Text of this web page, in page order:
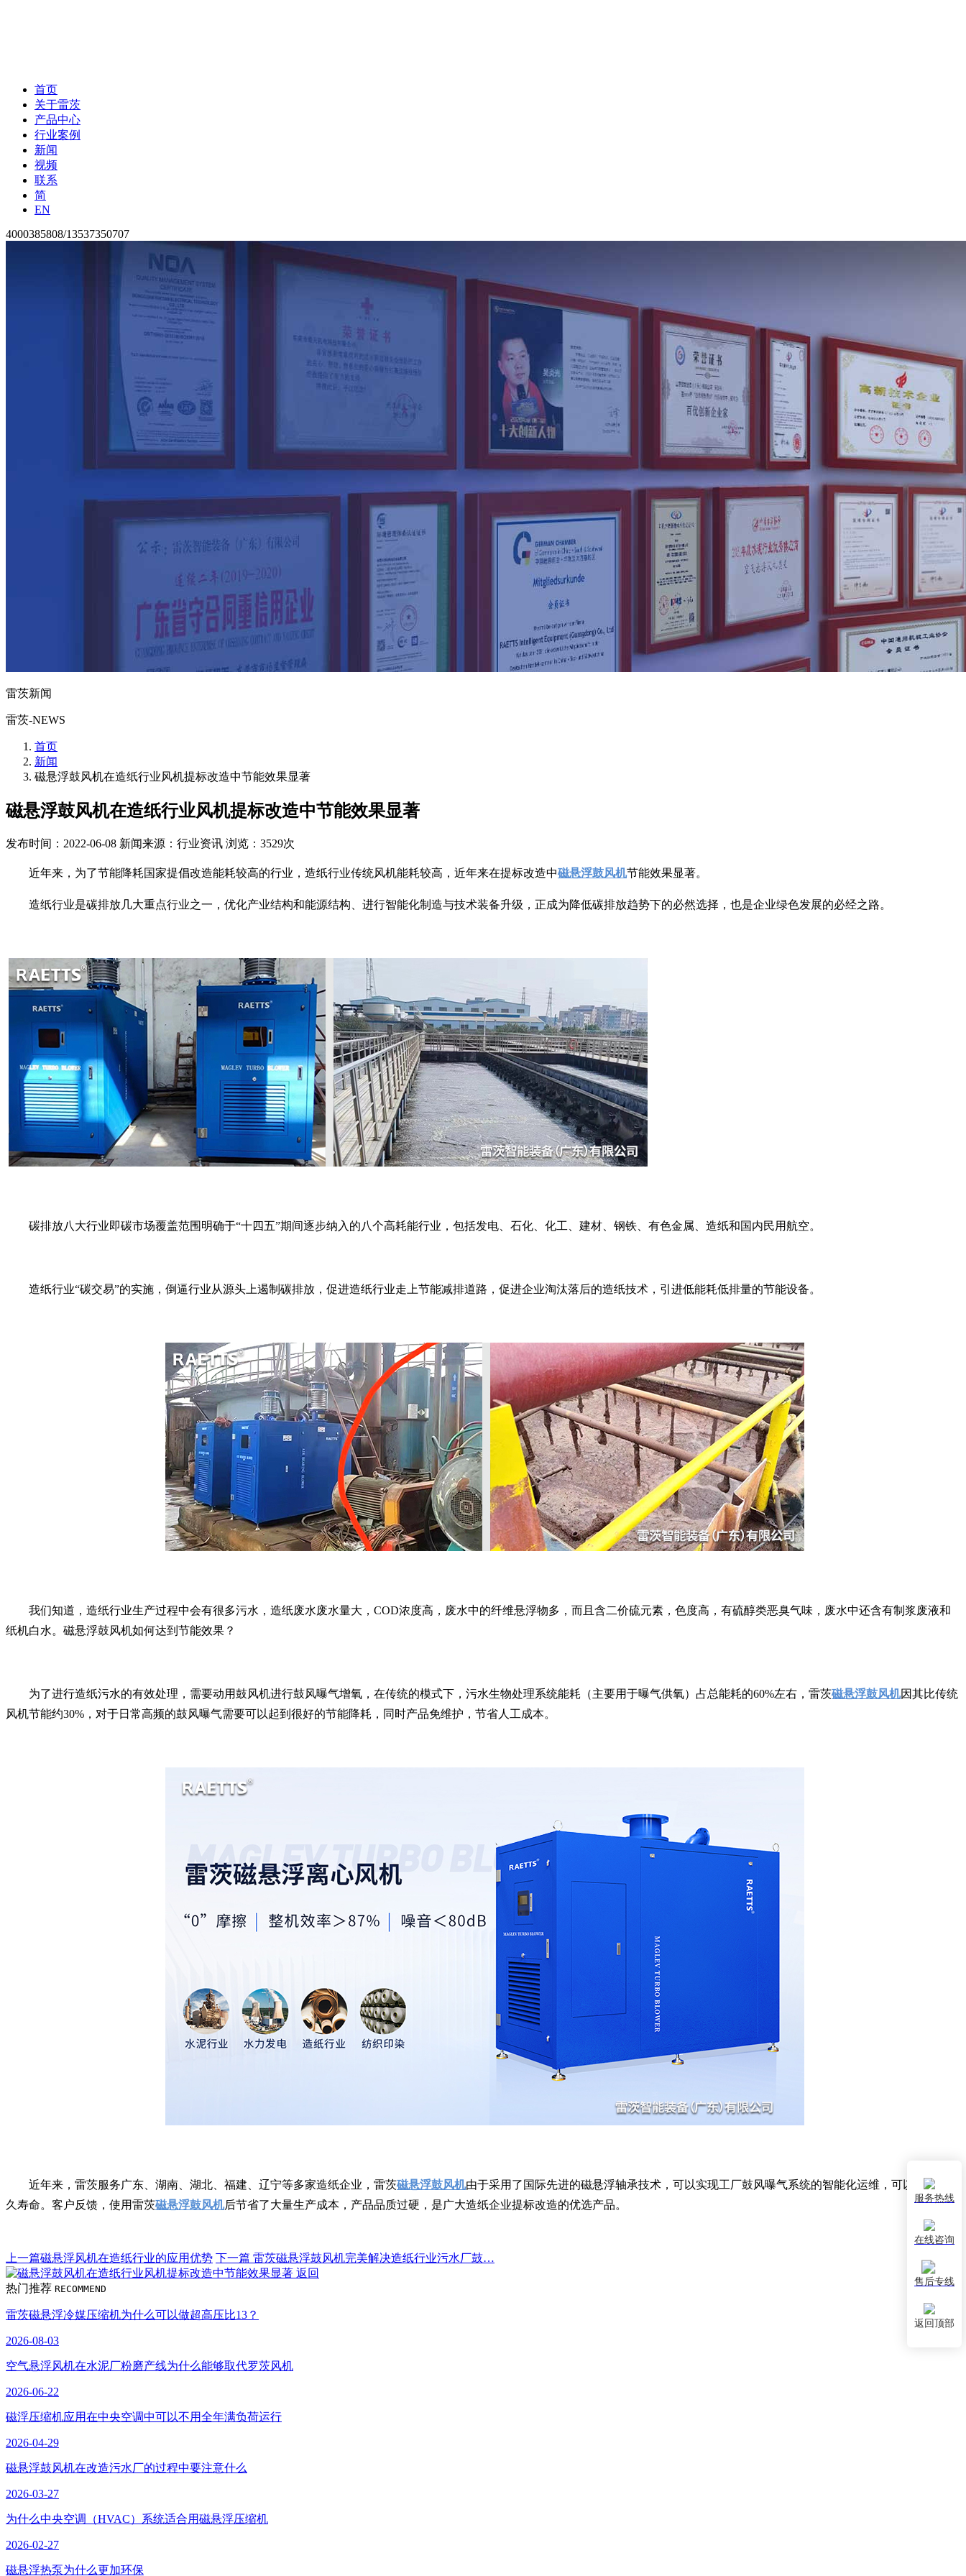
首页
关于雷茨
产品中心
行业案例
新闻
视频
联系
简
EN
4000385808/13537350707
雷茨新闻
雷茨-NEWS
首页
新闻
磁悬浮鼓风机在造纸行业风机提标改造中节能效果显著
磁悬浮鼓风机在造纸行业风机提标改造中节能效果显著
发布时间：2022-06-08 新闻来源：行业资讯 浏览：3529次
近年来，为了节能降耗国家提倡改造能耗较高的行业，造纸行业传统风机能耗较高，近年来在提标改造中磁悬浮鼓风机节能效果显著。
造纸行业是碳排放几大重点行业之一，优化产业结构和能源结构、进行智能化制造与技术装备升级，正成为降低碳排放趋势下的必然选择，也是企业绿色发展的必经之路。
碳排放八大行业即碳市场覆盖范围明确于“十四五”期间逐步纳入的八个高耗能行业，包括发电、石化、化工、建材、钢铁、有色金属、造纸和国内民用航空。
造纸行业“碳交易”的实施，倒逼行业从源头上遏制碳排放，促进造纸行业走上节能减排道路，促进企业淘汰落后的造纸技术，引进低能耗低排量的节能设备。
我们知道，造纸行业生产过程中会有很多污水，造纸废水废水量大，COD浓度高，废水中的纤维悬浮物多，而且含二价硫元素，色度高，有硫醇类恶臭气味，废水中还含有制浆废液和
纸机白水。磁悬浮鼓风机如何达到节能效果？
为了进行造纸污水的有效处理，需要动用鼓风机进行鼓风曝气增氧，在传统的模式下，污水生物处理系统能耗（主要用于曝气供氧）占总能耗的60%左右，雷茨磁悬浮鼓风机因其比传统
风机节能约30%，对于日常高频的鼓风曝气需要可以起到很好的节能降耗，同时产品免维护，节省人工成本。
近年来，雷茨服务广东、湖南、湖北、福建、辽宁等多家造纸企业，雷茨磁悬浮鼓风机由于采用了国际先进的磁悬浮轴承技术，可以实现工厂鼓风曝气系统的智能化运维，可以达到半永
久寿命。客户反馈，使用雷茨磁悬浮鼓风机后节省了大量生产成本，产品品质过硬，是广大造纸企业提标改造的优选产品。
上一篇磁悬浮风机在造纸行业的应用优势 下一篇 雷茨磁悬浮鼓风机完美解决造纸行业污水厂鼓…
返回
热门推荐 RECOMMEND
雷茨磁悬浮冷媒压缩机为什么可以做超高压比13？
2026-08-03
空气悬浮风机在水泥厂粉磨产线为什么能够取代罗茨风机
2026-06-22
磁浮压缩机应用在中央空调中可以不用全年满负荷运行
2026-04-29
磁悬浮鼓风机在改造污水厂的过程中要注意什么
2026-03-27
为什么中央空调（HVAC）系统适合用磁悬浮压缩机
2026-02-27
磁悬浮热泵为什么更加环保
服务热线
在线咨询
售后专线
返回顶部